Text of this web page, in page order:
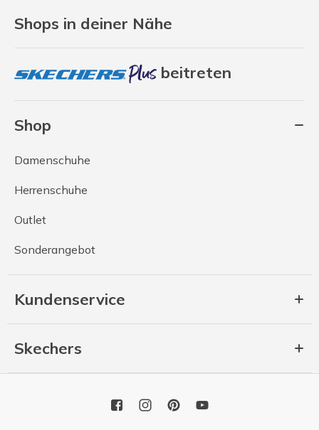
Shops in deiner Nähe
beitreten
Shop
Damenschuhe
Herrenschuhe
Outlet
Sonderangebot
Kundenservice
Skechers